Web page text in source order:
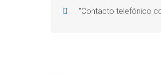
“Contacto telefónico